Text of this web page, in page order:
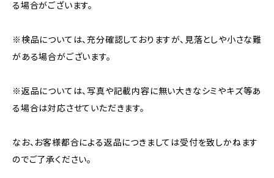
る場合がございます。
※検品については、充分確認しておりますが、見落としや小さな難
がある場合がございます。
※返品については、写真や記載内容に無い大きなシミやキズ等あ
る場合は対応させていただきます。
なお、お客様都合による返品につきましては受付を致しかねます
のでご了承ください。